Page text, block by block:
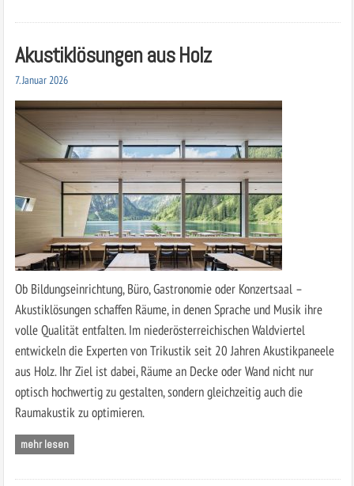
Akustiklösungen aus Holz
7. Januar 2026
Ob Bildungseinrichtung, Büro, Gastronomie oder Konzertsaal –
Akustiklösungen schaffen Räume, in denen Sprache und Musik ihre
volle Qualität entfalten. Im niederösterreichischen Waldviertel
entwickeln die Experten von Trikustik seit 20 Jahren Akustikpaneele
aus Holz. Ihr Ziel ist dabei, Räume an Decke oder Wand nicht nur
optisch hochwertig zu gestalten, sondern gleichzeitig auch die
Raumakustik zu optimieren.
mehr lesen